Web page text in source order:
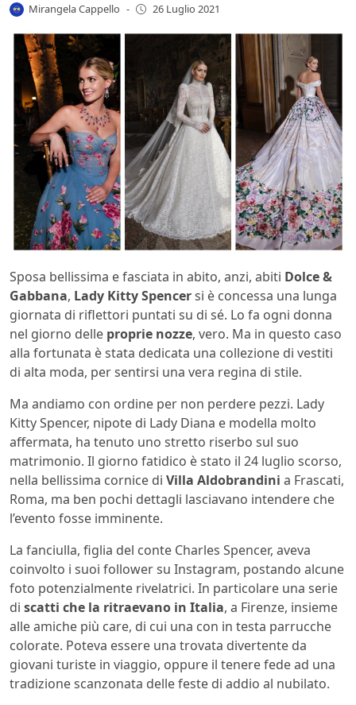
Mirangela Cappello - 26 Luglio 2021
Sposa bellissima e fasciata in abito, anzi, abiti Dolce &
Gabbana, Lady Kitty Spencersi è concessa una lunga
giornata di riflettori puntati su di sé. Lo fa ogni donna
nel giorno delle proprie nozze, vero. Ma in questo caso
alla fortunata è stata dedicata una collezione di vestiti
di alta moda, per sentirsi una vera regina di stile.
Ma andiamo con ordine per non perdere pezzi. Lady
Kitty Spencer, nipote di Lady Diana e modella molto
affermata, ha tenuto uno stretto riserbo sul suo
matrimonio. Il giorno fatidico è stato il 24 luglio scorso,
nella bellissima cornice di Villa Aldobrandini a Frascati,
Roma, ma ben pochi dettagli lasciavano intendere che
l’evento fosse imminente.
La fanciulla, figlia del conte Charles Spencer, aveva
coinvolto i suoi follower su Instagram, postando alcune
foto potenzialmente rivelatrici. In particolare una serie
di scatti che la ritraevano in Italia, a Firenze, insieme
alle amiche più care, di cui una con in testa parrucche
colorate. Poteva essere una trovata divertente da
giovani turiste in viaggio, oppure il tenere fede ad una
tradizione scanzonata delle feste di addio al nubilato.